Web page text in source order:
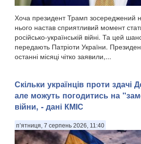
Хоча президент Трамп зосереджений
нього настав сприятливий момент
російсько-українській війні. Та цей
передають Патріоти України.
останні місяці чітко заявили,...
Скільки українців проти здачі
але можуть погодитись на
війни, - дані КМІС
п’ятниця, 7 серпень 2026, 11:40